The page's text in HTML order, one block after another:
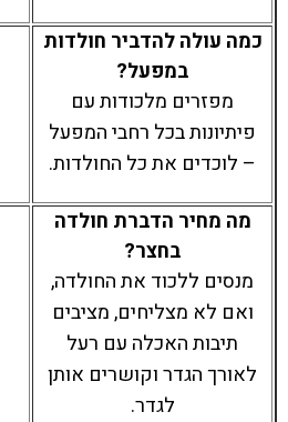
כמה עולה להדביר חולדות
במפעל?
מפזרים מלכודות עם
פיתיונות בכל רחבי המפעל
– לוכדים את כל החולדות.
מה מחיר הדברת חולדה
בחצר?
מנסים ללכוד את החולדה,
ואם לא מצליחים, מציבים
תיבות האכלה עם רעל
לאורך הגדר וקושרים אותן
לגדר.